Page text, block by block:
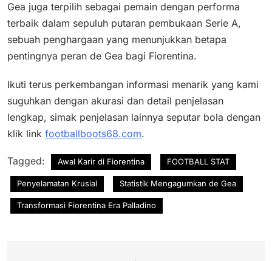
Gea juga terpilih sebagai pemain dengan performa
terbaik dalam sepuluh putaran pembukaan Serie A,
sebuah penghargaan yang menunjukkan betapa
pentingnya peran de Gea bagi Fiorentina.
Ikuti terus perkembangan informasi menarik yang kami
suguhkan dengan akurasi dan detail penjelasan
lengkap, simak penjelasan lainnya seputar bola dengan
klik link footballboots68.com.
Tagged: Awal Karir di Fiorentina FOOTBALL STAT
Penyelamatan Krusial Statistik Mengagumkan de Gea
Transformasi Fiorentina Era Palladino